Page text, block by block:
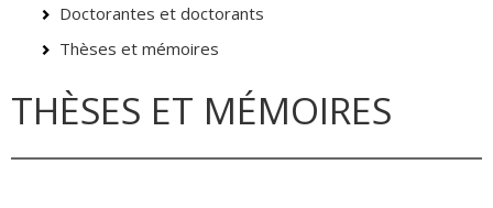
Doctorantes et doctorants
Thèses et mémoires
THÈSES ET MÉMOIRES